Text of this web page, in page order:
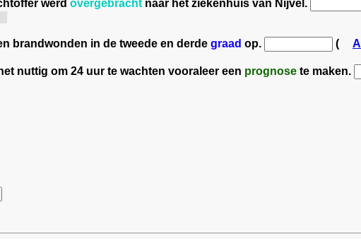
werd overgebracht naar het ziekenhuis van Nijvel.
brandwonden in de tweede en derde graad op. ( A
nuttig om 24 uur te wachten vooraleer een prognose te maken.